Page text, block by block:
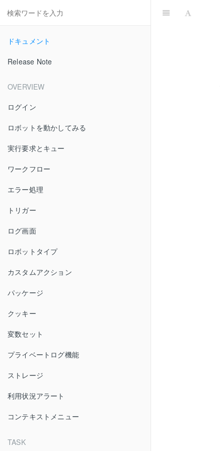
ドキュメント
Release Note
OVERVIEW
ログイン
ロボットを動かしてみる
実行要求とキュー
ワークフロー
エラー処理
トリガー
ログ画面
ロボットタイプ
カスタムアクション
パッケージ
クッキー
変数セット
プライベートログ機能
ストレージ
利用状況アラート
コンテキストメニュー
TASK